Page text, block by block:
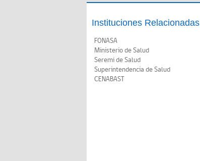
Instituciones Relacionadas
FONASA
Ministerio de Salud
Seremi de Salud
Superintendencia de Salud
CENABAST